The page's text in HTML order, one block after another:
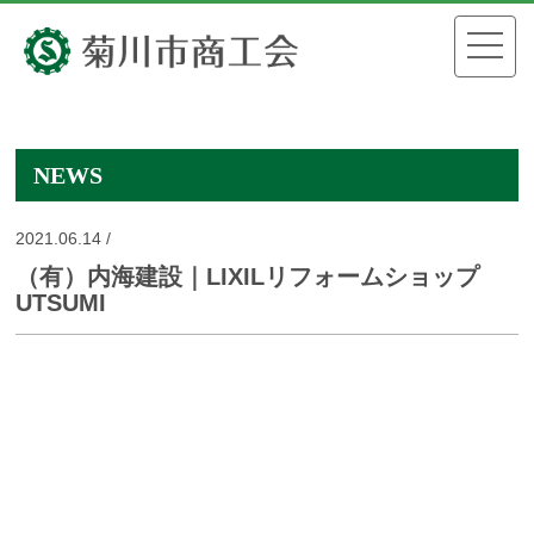
NEWS
2021.06.14 /
（有）内海建設｜LIXILリフォームショップ
UTSUMI